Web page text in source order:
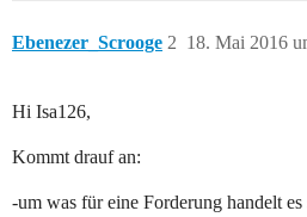
Ebenezer_Scrooge 18. Mai 2016
2
Hi Isa126,
Kommt drauf an:
-um was für eine Forderung handelt es